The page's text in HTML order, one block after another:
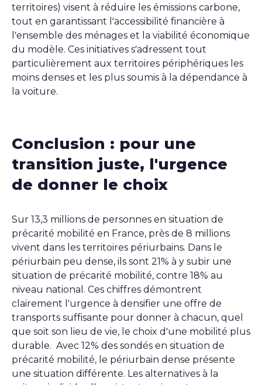
territoires) visent à réduire les émissions carbone,
tout en garantissant l’accessibilité financière à
l’ensemble des ménages et la viabilité économique
du modèle. Ces initiatives s’adressent tout
particulièrement aux territoires périphériques les
moins denses et les plus soumis à la dépendance à
la voiture.
Conclusion : pour une
transition juste, l'urgence
de donner le choix
Sur 13,3 millions de personnes en situation de
précarité mobilité en France, près de 8 millions
vivent dans les territoires périurbains. Dans le
périurbain peu dense, ils sont 21% à y subir une
situation de précarité mobilité, contre 18% au
niveau national. Ces chiffres démontrent
clairement l’urgence à densifier une offre de
transports suffisante pour donner à chacun, quel
que soit son lieu de vie, le choix d’une mobilité plus
durable. Avec 12% des sondés en situation de
précarité mobilité, le périurbain dense présente
une situation différente. Les alternatives à la